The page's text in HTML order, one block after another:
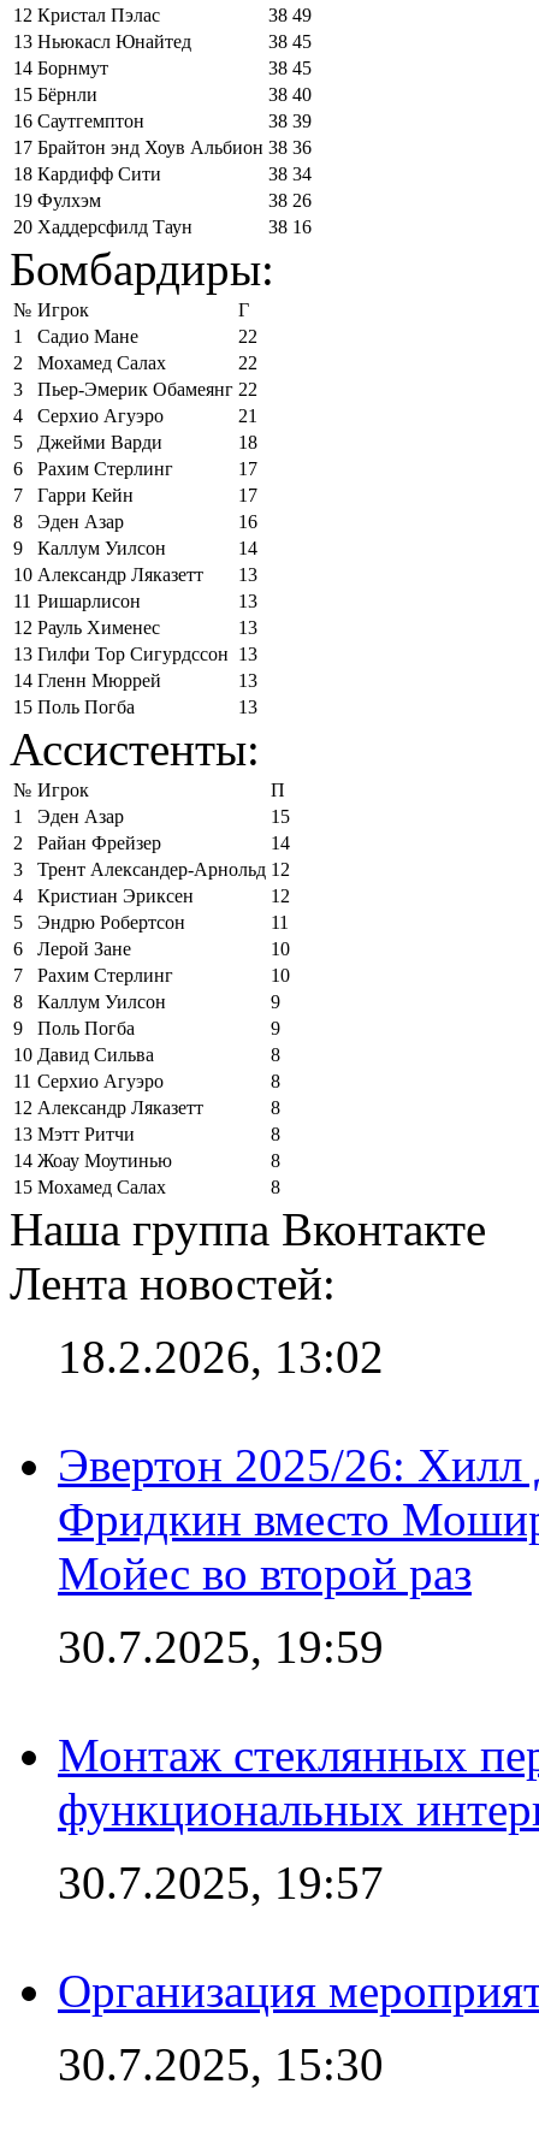
12 Кристал Пэлас 38 49
13 Ньюкасл Юнайтед 38 45
14 Борнмут 38 45
15 Бёрнли 38 40
16 Саутгемптон 38 39
17 Брайтон энд Хоув Альбион 38 36
18 Кардифф Сити 38 34
19 Фулхэм 38 26
20 Хаддерсфилд Таун 38 16
Бомбардиры:
№ Игрок
Г
1
Садио Мане
22
2
Мохамед Салах
22
3
Пьер-Эмерик Обамеянг 22
4
Серхио Агуэро
21
5
Джейми Варди
18
6
Рахим Стерлинг
17
7
Гарри Кейн
17
8
Эден Азар
16
9
Каллум Уилсон
14
10 Александр Ляказетт
13
11 Ришарлисон
13
12 Рауль Хименес
13
13 Гилфи Тор Сигурдссон 13
14 Гленн Мюррей
13
15 Поль Погба 13
Ассистенты:
№ Игрок
П
1
Эден Азар
15
2
Райан Фрейзер
14
3
Трент Александер-Арнольд 12
4
Кристиан Эриксен
12
5
Эндрю Робертсон
11
6
Лерой Зане
10
7
Рахим Стерлинг
10
8
Каллум Уилсон
9
9
Поль Погба
9
10 Давид Сильва
8
11 Серхио Агуэро
8
12 Александр Ляказетт
8
13 Мэтт Ритчи
8
14 Жоау Моутинью
8
15 Мохамед Салах 8
Наша группа Вконтакте
Лента новостей:
18.2.2026, 13:02
Эвертон 2025/26:
Фридкин вместо
Мойес во второй раз
30.7.2025, 19:59
Монтаж стеклянных
функциональных
30.7.2025, 19:57
Организация
30.7.2025, 15:30